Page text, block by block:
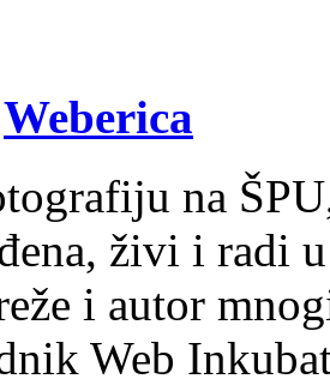
Weberica
na
živi i radi
i autor
Web